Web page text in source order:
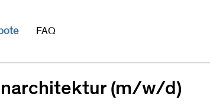
FAQ
(m/w/d)